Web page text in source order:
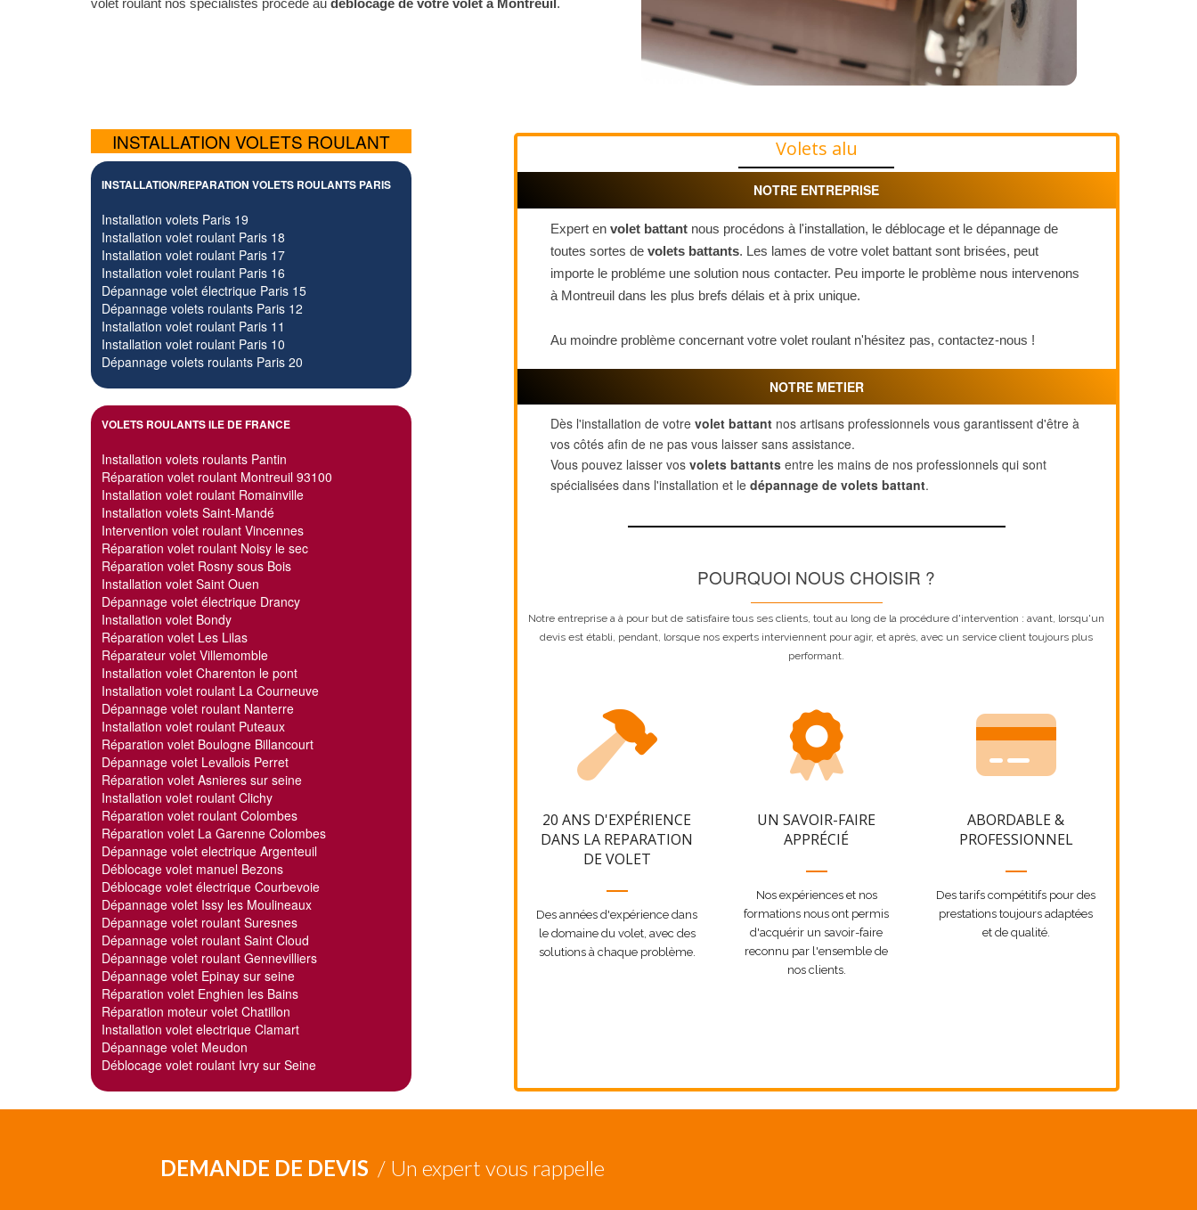
INSTALLATION VOLETS ROULANT
INSTALLATION/REPARATION VOLETS ROULANTS PARIS
Installation volets Paris 19
Installation volet roulant Paris 18
Installation volet roulant Paris 17
Installation volet roulant Paris 16
Dépannage volet électrique Paris 15
Dépannage volets roulants Paris 12
Installation volet roulant Paris 11
Installation volet roulant Paris 10
Dépannage volets roulants Paris 20
VOLETS ROULANTS ILE DE FRANCE
Installation volets roulants Pantin
Réparation volet roulant Montreuil 93100
Installation volet roulant Romainville
Installation volets Saint-Mandé
Intervention volet roulant Vincennes
Réparation volet roulant Noisy le sec
Réparation volet Rosny sous Bois
Installation volet Saint Ouen
Dépannage volet électrique Drancy
Installation volet Bondy
Réparation volet Les Lilas
Réparateur volet Villemomble
Installation volet Charenton le pont
Installation volet roulant La Courneuve
Dépannage volet roulant Nanterre
Installation volet roulant Puteaux
Réparation volet Boulogne Billancourt
Dépannage volet Levallois Perret
Réparation volet Asnieres sur seine
Installation volet roulant Clichy
Réparation volet roulant Colombes
Réparation volet La Garenne Colombes
Dépannage volet electrique Argenteuil
Déblocage volet manuel Bezons
Déblocage volet électrique Courbevoie
Dépannage volet Issy les Moulineaux
Dépannage volet roulant Suresnes
Dépannage volet roulant Saint Cloud
Dépannage volet roulant Gennevilliers
Dépannage volet Epinay sur seine
Réparation volet Enghien les Bains
Réparation moteur volet Chatillon
Installation volet electrique Clamart
Dépannage volet Meudon
Déblocage volet roulant Ivry sur Seine
Volets alu
NOTRE ENTREPRISE
Expert en volet battantnous procédons à l'installation, le déblocage et le dépannage de
toutes sortes de volets battants. Les lames de votre volet battant sont brisées, peut
importe le probléme une solution nous contacter. Peu importe le problème nous intervenons
à Montreuil dans les plus brefs délais et à prix unique.
Au moindre problème concernant votre volet roulant n'hésitez pas, contactez-nous !
NOTRE METIER
Dès l'installation de votre volet battantnos artisans professionnels vous garantissent d'être à
vos côtés afin de ne pas vous laisser sans assistance.
Vous pouvez laisser vos volets battantsentre les mains de nos professionnels qui sont
spécialisées dans l'installation et le dépannage de volets battant.
POURQUOI NOUS CHOISIR ?
Notre entreprise a à pour but de satisfaire tous ses clients, tout au long de la procédure d'intervention : avant, lorsqu'un
devis est établi, pendant, lorsque nos experts interviennent pour agir, et après, avec un service client toujours plus
performant.
20 ANS D'EXPÉRIENCE
DANS LA REPARATION
DE VOLET
Des années d'expérience dans
le domaine du volet, avec des
solutions à chaque problème.
UN SAVOIR-FAIRE
APPRÉCIÉ
Nos expériences et nos
formations nous ont permis
d'acquérir un savoir-faire
reconnu par l'ensemble de
nos clients.
ABORDABLE &
PROFESSIONNEL
Des tarifs compétitifs pour des
prestations toujours adaptées
et de qualité.
DEMANDE DE DEVIS / Un expert vous rappelle